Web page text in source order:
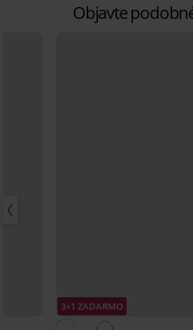
Objavte
3+1 ZADARMO